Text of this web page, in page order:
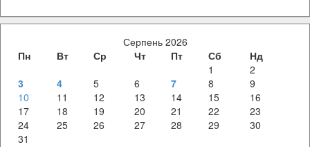
Серпень 2026
Пн
Вт Ср Чт Пт Сб
Нд
1
2
3
4 5 6 7 8
9
10
11 12 13 14 15
16
17
18 19 20 21 22
23
24
25 26 27 28 29
30
31